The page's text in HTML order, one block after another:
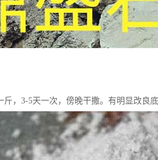
，3-5天一次，傍晚干撒。有明显改良